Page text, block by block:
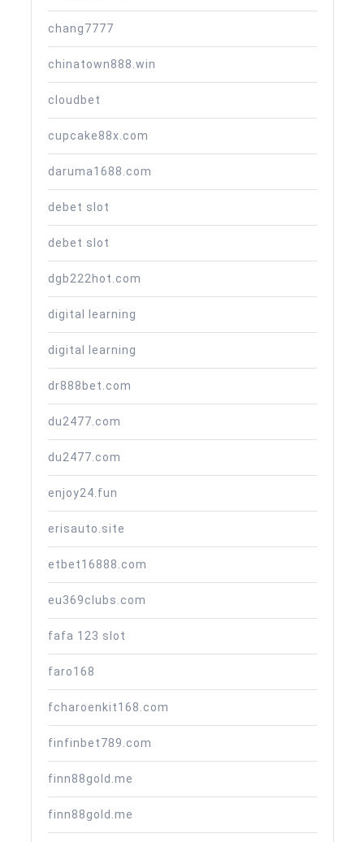
chang7777
chinatown888.win
cloudbet
cupcake88x.com
daruma1688.com
debet slot
debet slot
dgb222hot.com
digital learning
digital learning
dr888bet.com
du2477.com
du2477.com
enjoy24.fun
erisauto.site
etbet16888.com
eu369clubs.com
fafa 123 slot
faro168
fcharoenkit168.com
finfinbet789.com
finn88gold.me
finn88gold.me